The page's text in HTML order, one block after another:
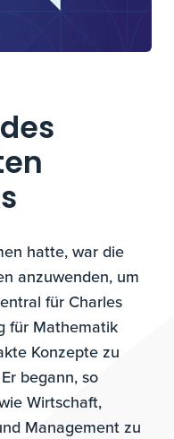
hatte, war die
anzuwenden, um
für Charles
für Mathematik
Konzepte zu
begann, so
Wirtschaft,
Management zu